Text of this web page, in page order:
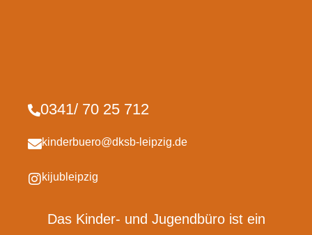
0341/ 70 25 712
kinderbuero@dksb-leipzig.de
kijubleipzig
Das Kinder- und Jugendbüro ist ein